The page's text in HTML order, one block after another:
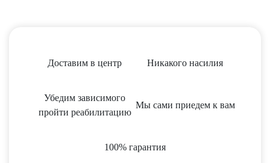
Доставим в центр Никакого насилия
Убедим зависимого
пройти реабилитацию
Мы сами приедем к вам
100% гарантия